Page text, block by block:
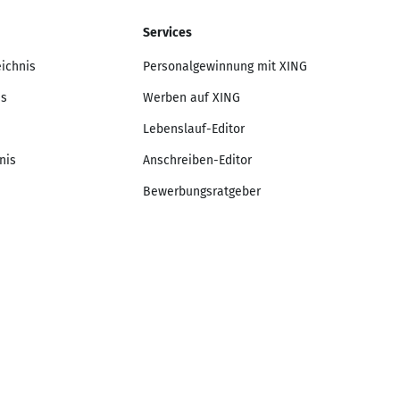
Services
Personalgewinnung mit XING
Werben auf XING
Lebenslauf-Editor
Anschreiben-Editor
Bewerbungsratgeber